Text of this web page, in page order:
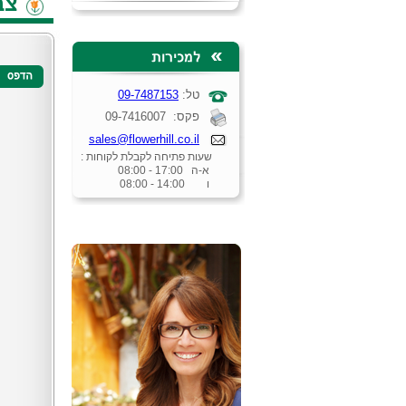
טל: 09-7487153
פקס: 09-7416007
sales@flowerhill.co.il
שעות פתיחה לקבלת לקוחות :
א-ה 17:00 - 08:00
ו 14:00 - 08:00